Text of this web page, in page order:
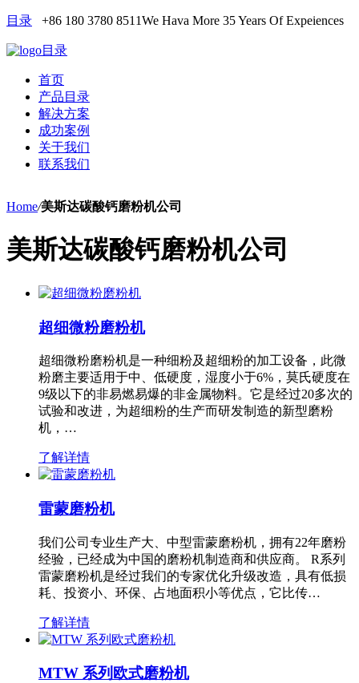
目录 +86 180 3780 8511We Hava More 35 Years Of Expeiences
目录
首页
产品目录
解决方案
成功案例
关于我们
联系我们
Home/美斯达碳酸钙磨粉机公司
美斯达碳酸钙磨粉机公司
超细微粉磨粉机
超细微粉磨粉机是一种细粉及超细粉的加工设备，此微
粉磨主要适用于中、低硬度，湿度小于6%，莫氏硬度在
9级以下的非易燃易爆的非金属物料。它是经过20多次的
试验和改进，为超细粉的生产而研发制造的新型磨粉
机，…
了解详情
雷蒙磨粉机
我们公司专业生产大、中型雷蒙磨粉机，拥有22年磨粉
经验，已经成为中国的磨粉机制造商和供应商。 R系列
雷蒙磨粉机是经过我们的专家优化升级改造，具有低损
耗、投资小、环保、占地面积小等优点，它比传…
了解详情
MTW 系列欧式磨粉机